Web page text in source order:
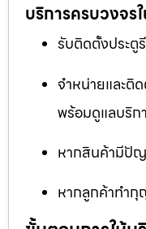
บริการครบวงจร
รับติดตั้งประตู
จำหน่ายและติ
พร้อมดูแลบริก
หากสินค้ามีปัญ
หากลูกค้าทำกุ